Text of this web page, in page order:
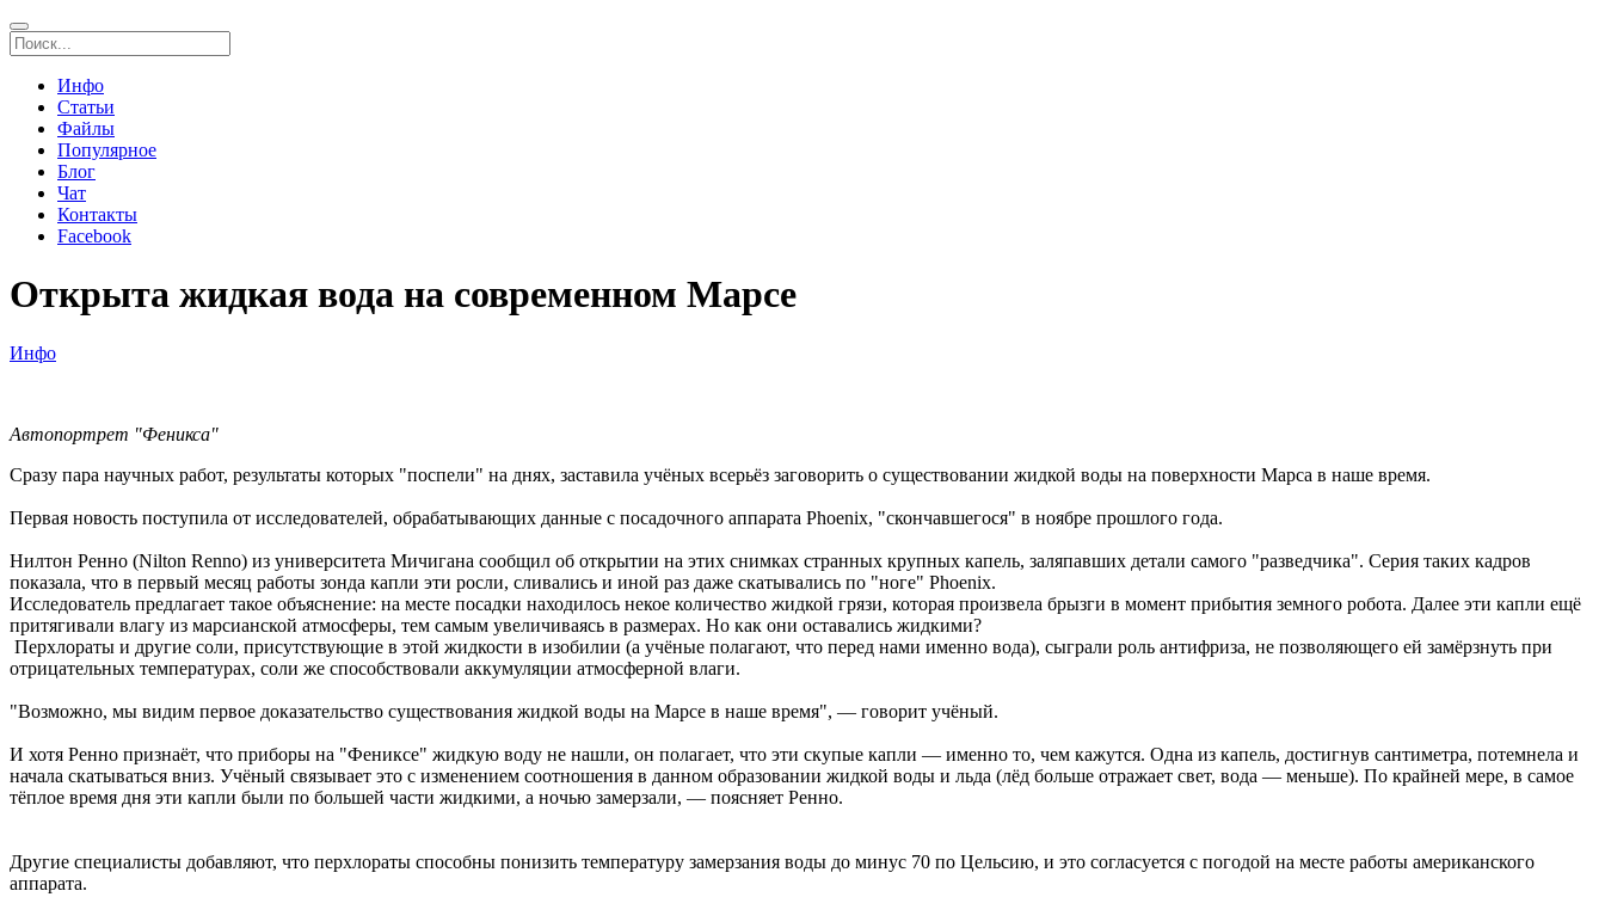
Инфо
Статьи
Файлы
Популярное
Блог
Чат
Контакты
Facebook
Открыта жидкая вода на современном Марсе
Инфо
Автопортрет "Феникса"
Сразу пара научных работ, результаты которых "поспели" на днях, заставила учёных всерьёз заговорить о существовании жидкой воды на поверхности Марса в наше время.
Первая новость поступила от исследователей, обрабатывающих данные с посадочного аппарата Phoenix, "скончавшегося" в ноябре прошлого года.
Нилтон Ренно (Nilton Renno) из университета Мичигана сообщил об открытии на этих снимках странных крупных капель, заляпавших детали самого "разведчика". Серия таких кадров
показала, что в первый месяц работы зонда капли эти росли, сливались и иной раз даже скатывались по "ноге" Phoenix.
Исследователь предлагает такое объяснение: на месте посадки находилось некое количество жидкой грязи, которая произвела брызги в момент прибытия земного робота. Далее эти капли ещё
притягивали влагу из марсианской атмосферы, тем самым увеличиваясь в размерах. Но как они оставались жидкими?
Перхлораты и другие соли, присутствующие в этой жидкости в изобилии (а учёные полагают, что перед нами именно вода), сыграли роль антифриза, не позволяющего ей замёрзнуть при
отрицательных температурах, соли же способствовали аккумуляции атмосферной влаги.
"Возможно, мы видим первое доказательство существования жидкой воды на Марсе в наше время", — говорит учёный.
И хотя Ренно признаёт, что приборы на "Фениксе" жидкую воду не нашли, он полагает, что эти скупые капли — именно то, чем кажутся. Одна из капель, достигнув сантиметра, потемнела и
начала скатываться вниз. Учёный связывает это с изменением соотношения в данном образовании жидкой воды и льда (лёд больше отражает свет, вода — меньше). По крайней мере, в самое
тёплое время дня эти капли были по большей части жидкими, а ночью замерзали, — поясняет Ренно.
Другие специалисты добавляют, что перхлораты способны понизить температуру замерзания воды до минус 70 по Цельсию, и это согласуется с погодой на месте работы американского
аппарата.